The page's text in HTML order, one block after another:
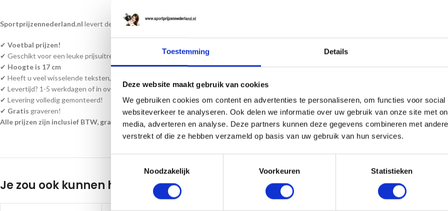
Toestemming Details
Deze website maakt gebruik van cookies
We gebruiken cookies om content en advertenties te personaliseren, om functies voor
websiteverkeer te analyseren. Ook delen we informatie over uw gebruik van onze site met
media, adverteren en analyse. Deze partners kunnen deze gegevens combineren met
verstrekt of die ze hebben verzameld op basis van uw gebruik van hun services.
Noodzakelijk
Voorkeuren Statistieken
Sportprijzennederland.nl levert deze prijzen direct uit voorraad. En kan daardoor
✔ Voetbal prijzen!
✔ Geschikt voor een leuke prijsuitreiking of een ultieme waardering!
✔ Hoogte is 17 cm
✔ Heeft u veel wisselende teksten, kunt u een word bestand bijvoegen als bijlage.
✔ Levertijd? 1-5 werkdagen of in overleg!
✔ Levering volledig gemonteerd!
✔ Gratis graveren!
Alle prijzen zijn inclusief BTW, graveren en monteren!
Je zou ook kunnen houden van …